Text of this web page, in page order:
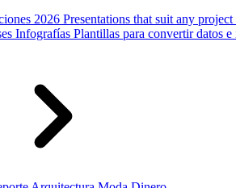
2026 Presentations that suit any project
Infografías Plantillas para convertir datos